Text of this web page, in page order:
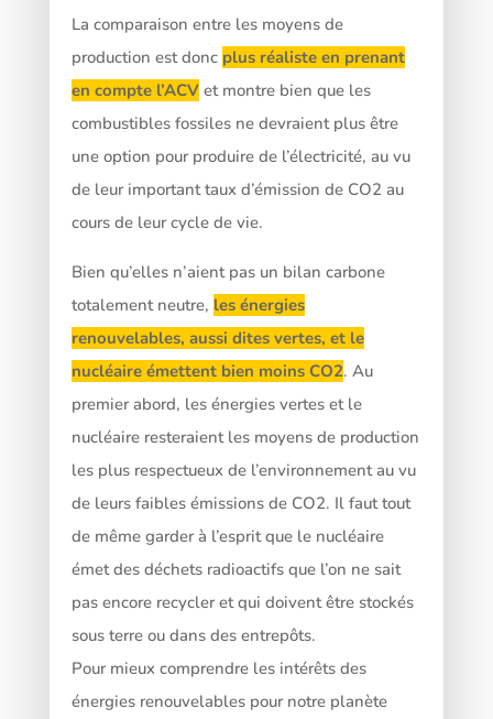
La comparaison entre les moyens de
production est donc plus réaliste en prenant
en compte l’ACVet montre bien que les
combustibles fossiles ne devraient plus être
une option pour produire de l’électricité, au vu
de leur important taux d’émission de CO2 au
cours de leur cycle de vie.
Bien qu’elles n’aient pas un bilan carbone
totalement neutre, les énergies
renouvelables, aussi dites vertes, et le
nucléaire émettent bien moins CO2. Au
premier abord, les énergies vertes et le
nucléaire resteraient les moyens de production
les plus respectueux de l’environnement au vu
de leurs faibles émissions de CO2. Il faut tout
de même garder à l’esprit que le nucléaire
émet des déchets radioactifs que l’on ne sait
pas encore recycler et qui doivent être stockés
sous terre ou dans des entrepôts.
Pour mieux comprendre les intérêts des
énergies renouvelables pour notre planète